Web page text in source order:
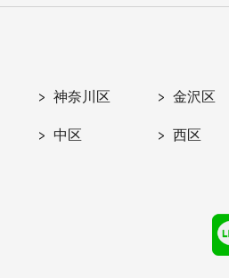
神奈川区 金沢区
中区 西区